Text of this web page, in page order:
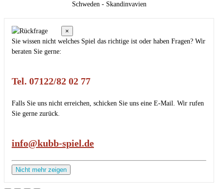
Schweden - Skandinvavien
×
Sie wissen nicht welches Spiel das richtige ist oder haben Fragen? Wir
beraten Sie gerne:
Tel. 07122/82 02 77
Falls Sie uns nicht erreichen, schicken Sie uns eine E-Mail. Wir rufen
Sie gerne zurück.
info@kubb-spiel.de
Nicht mehr zeigen